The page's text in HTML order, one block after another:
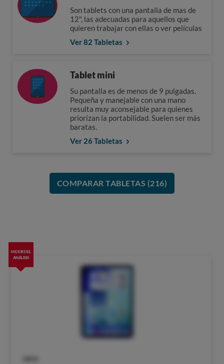
Son tablets con una pantalla de mas de
12", las adecuadas para aquellos que
quieren trabajar con ellas o ver películas
Ver 82 Tabletas
Tablet mini
Su pantalla es de menos de 9 pulgadas.
Pequeña y manejable con una mano
resulta muy aconsejable para quienes
priorizan la portabilidad. Suelen ser más
baratas.
Ver 26 Tabletas
COMPARAR TABLETAS (216)
MEJOR DEL
ANÁLISIS